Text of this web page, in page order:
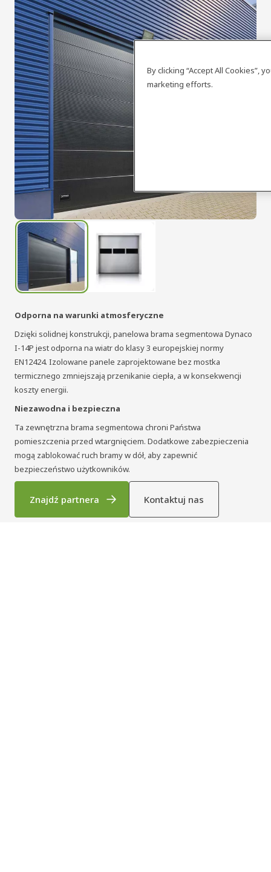
Odporna na warunki atmosferyczne
Dzięki solidnej konstrukcji, panelowa brama segmentowa Dynaco
I-14P jest odporna na wiatr do klasy 3 europejskiej normy
EN12424. Izolowane panele zaprojektowane bez mostka
termicznego zmniejszają przenikanie ciepła, a w konsekwencji
koszty energii.
Niezawodna i bezpieczna
Ta zewnętrzna brama segmentowa chroni Państwa
pomieszczenia przed wtargnięciem. Dodatkowe zabezpieczenia
mogą zablokować ruch bramy w dół, aby zapewnić
bezpieczeństwo użytkowników.
Znajdź partnera Kontaktuj nas
By clicking “Accept All Cookies”,
marketing efforts.